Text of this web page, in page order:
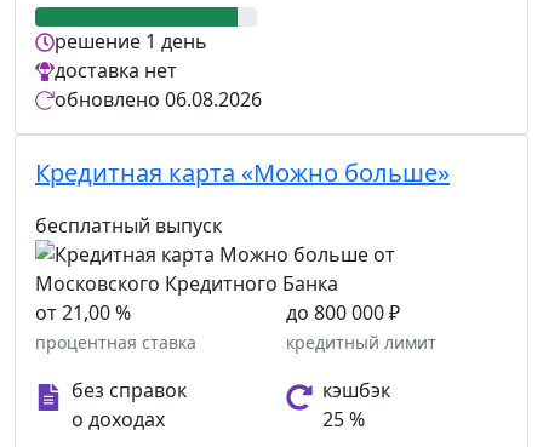
решение 1 день
доставка нет
обновлено 06.08.2026
Кредитная карта «Можно больше»
бесплатный выпуск
от 21,00 %
процентная ставка
до 800 000 ₽
кредитный лимит
без справок
о доходах
кэшбэк
25 %